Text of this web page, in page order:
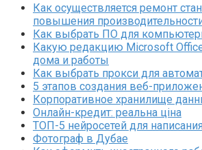
Как осуществляется ремонт
повышения
Как выбрать ПО для
Какую редакцию Microsoft
дома и работы
Как выбрать прокси для
5 этапов создания веб-
Корпоративное хранилище
Онлайн-кредит: реальна ціна
ТОП-5 нейросетей для
Фотограф в Дубае